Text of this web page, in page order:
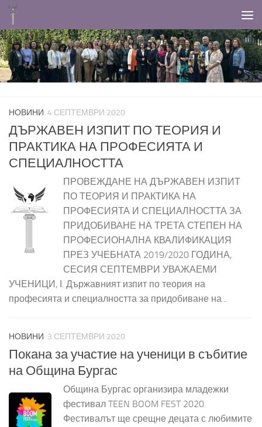
НОВИНИ 4 СЕПТЕМВРИ 2020
ДЪРЖАВЕН ИЗПИТ ПО ТЕОРИЯ И
ПРАКТИКА НА ПРОФЕСИЯТА И
СПЕЦИАЛНОСТТА
ПРОВЕЖДАНЕ НА ДЪРЖАВЕН ИЗПИТ
ПО ТЕОРИЯ И ПРАКТИКА НА
ПРОФЕСИЯТА И СПЕЦИАЛНОСТТА ЗА
ПРИДОБИВАНЕ НА ТРЕТА СТЕПЕН НА
ПРОФЕСИОНАЛНА КВАЛИФИКАЦИЯ
ПРЕЗ УЧЕБНАТА 2019/2020 ГОДИНА,
СЕСИЯ СЕПТЕМВРИ УВАЖАЕМИ
УЧЕНИЦИ, І. Държавният изпит по теория на
професията и специалността за придобиване на...
НОВИНИ 3 СЕПТЕМВРИ 2020
Покана за участие на ученици в събитие
на Община Бургас
Община Бургас организира младежки
фестивал TEEN BOOM FEST 2020.
Фестивалът ще срещне децата с любимите